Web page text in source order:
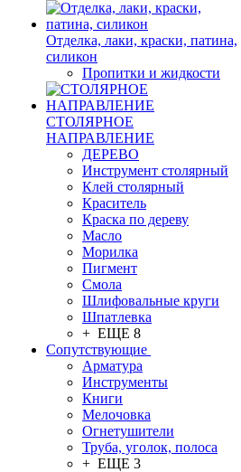
Отделка, лаки, краски, патина,
силикон
Пропитки и жидкости
СТОЛЯРНОЕ
НАПРАВЛЕНИЕ
ДЕРЕВО
Инструмент столярный
Клей столярный
Краситель
Краска по дереву
Масло
Морилка
Пигмент
Смола
Шлифовальные круги
Шпатлевка
+ ЕЩЕ 8
Сопутствующие
Арматура
Инструменты
Книги
Мелочовка
Огнетушители
Труба, уголок, полоса
+ ЕЩЕ 3